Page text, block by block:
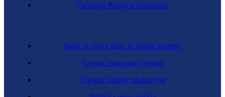
Skąd się biorą dane w Mapie Karier?
Często zadawane pytania
Otwarte zasoby edukacyjne
Fundacja Katalyst Education